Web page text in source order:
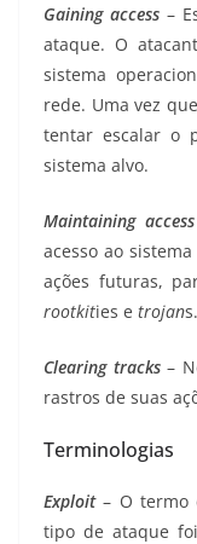
Gaining access–
ataque. O
sistema
rede. Uma vez
tentar escalar o
sistema alvo.
Maintaining access
acesso ao
ações futuras,
rootkities e trojans.
Clearing tracks –
rastros de suas
Terminologias
Exploit– O termo
tipo de ataque